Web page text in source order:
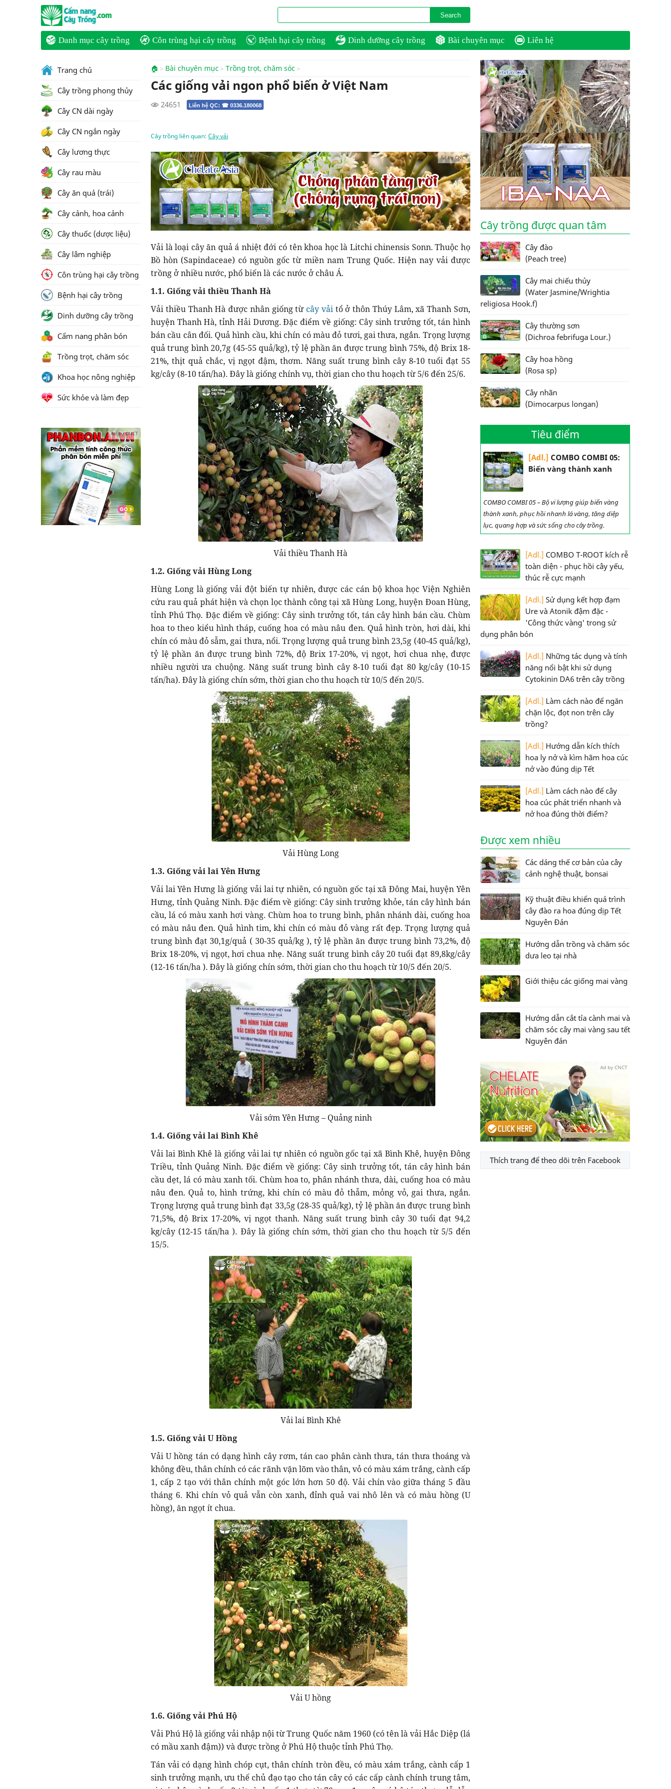
Danh mục cây trồng Côn trùng hại cây trồng Bệnh hại cây trồng Dinh dưỡng cây trồng Bài chuyên mục Liên hệ
🏠 Bài chuyên mục Trồng trọt, chăm sóc
Các giống vải ngon phổ biến ở Việt Nam
24651 Liên hệ QC: ☎ 0336.180068
Cây trồng liên quan: Cây vải
Ad by CNCT
Vải là loại cây ăn quả á nhiệt đới có tên khoa học là Litchi chinensis Sonn. Thuộc họ
Bồ hòn (Sapindaceae) có nguồn gốc từ miền nam Trung Quốc. Hiện nay vải được
trồng ở nhiều nước, phổ biến là các nước ở châu Á.
1.1. Giống vải thiều Thanh Hà
Vải thiều Thanh Hà được nhân giống từ cây vảitổ ở thôn Thúy Lâm, xã Thanh Sơn,
huyện Thanh Hà, tỉnh Hải Dương. Đặc điểm về giống: Cây sinh trưởng tốt, tán hình
bán cầu cân đối. Quả hình cầu, khi chín có màu đỏ tươi, gai thưa, ngắn. Trọng lượng
quả trung bình 20,7g (45-55 quả/kg), tỷ lệ phần ăn được trung bình 75%, độ Brix 18-
21%, thịt quả chắc, vị ngọt đậm, thơm. Năng suất trung bình cây 8-10 tuổi đạt 55
kg/cây (8-10 tấn/ha). Đây là giống chính vụ, thời gian cho thu hoạch từ 5/6 đến 25/6.
Vải thiều Thanh Hà
1.2. Giống vải Hùng Long
Hùng Long là giống vải đột biến tự nhiên, được các cán bộ khoa học Viện Nghiên
cứu rau quả phát hiện và chọn lọc thành công tại xã Hùng Long, huyện Đoan Hùng,
tỉnh Phú Thọ. Đặc điểm về giống: Cây sinh trưởng tốt, tán cây hình bán cầu. Chùm
hoa to theo kiểu hình tháp, cuống hoa có màu nâu đen. Quả hình tròn, hơi dài, khi
chín có màu đỏ sẫm, gai thưa, nổi. Trọng lượng quả trung bình 23,5g (40-45 quả/kg),
tỷ lệ phần ăn được trung bình 72%, độ Brix 17-20%, vị ngọt, hơi chua nhẹ, được
nhiều người ưa chuộng. Năng suất trung bình cây 8-10 tuổi đạt 80 kg/cây (10-15
tấn/ha). Đây là giống chín sớm, thời gian cho thu hoạch từ 10/5 đến 20/5.
Vải Hùng Long
1.3. Giống vải lai Yên Hưng
Vải lai Yên Hưng là giống vải lai tự nhiên, có nguồn gốc tại xã Đông Mai, huyện Yên
Hưng, tỉnh Quảng Ninh. Đặc điểm về giống: Cây sinh trưởng khỏe, tán cây hình bán
cầu, lá có màu xanh hơi vàng. Chùm hoa to trung bình, phân nhánh dài, cuống hoa
có màu nâu đen. Quả hình tim, khi chín có màu đỏ vàng rất đẹp. Trọng lượng quả
trung bình đạt 30,1g/quả ( 30-35 quả/kg ), tỷ lệ phần ăn được trung bình 73,2%, độ
Brix 18-20%, vị ngọt, hơi chua nhẹ. Năng suất trung bình cây 20 tuổi đạt 89,8kg/cây
(12-16 tấn/ha ). Đây là giống chín sớm, thời gian cho thu hoạch từ 10/5 đến 20/5.
Vải sớm Yên Hưng – Quảng ninh
1.4. Giống vải lai Bình Khê
Vải lai Bình Khê là giống vải lai tự nhiên có nguồn gốc tại xã Bình Khê, huyện Đông
Triều, tỉnh Quảng Ninh. Đặc điểm về giống: Cây sinh trưởng tốt, tán cây hình bán
cầu dẹt, lá có màu xanh tối. Chùm hoa to, phân nhánh thưa, dài, cuống hoa có màu
nâu đen. Quả to, hình trứng, khi chín có màu đỏ thẫm, mỏng vỏ, gai thưa, ngắn.
Trọng lượng quả trung bình đạt 33,5g (28-35 quả/kg), tỷ lệ phần ăn được trung bình
71,5%, độ Brix 17-20%, vị ngọt thanh. Năng suất trung bình cây 30 tuổi đạt 94,2
kg/cây (12-15 tấn/ha ). Đây là giống chín sớm, thời gian cho thu hoạch từ 5/5 đến
15/5.
Vải lai Bình Khê
1.5. Giống vải U Hồng
Vải U hồng tán có dạng hình cây rơm, tán cao phân cành thưa, tán thưa thoáng và
không đều, thân chính có các rãnh vặn lõm vào thân, vỏ có màu xám trắng, cành cấp
1, cấp 2 tạo với thân chính một góc lớn hơn 50 độ. Vải chín vào giữa tháng 5 đầu
tháng 6. Khi chín vỏ quả vẫn còn xanh, đỉnh quả vai nhô lên và có màu hồng (U
hồng), ăn ngọt ít chua.
Vải U hồng
1.6. Giống vải Phú Hộ
Vải Phú Hộ là giống vải nhập nội từ Trung Quốc năm 1960 (có tên là vải Hắc Diệp (lá
có mầu xanh đậm)) và được trồng ở Phú Hộ thuộc tỉnh Phú Thọ.
Tán vải có dạng hình chóp cụt, thân chính tròn đều, có màu xám trắng, cành cấp 1
sinh trưởng mạnh, ưu thế chủ đạo tạo cho tán cây có các cấp cành chính trung tâm,
Ad by CNCT
Cây trồng được quan tâm
Cây đào
(Peach tree)
Cây mai chiếu thủy
(Water Jasmine/Wrightia
religiosa Hook.f)
Cây thường sơn
(Dichroa febrifuga Lour.)
Cây hoa hồng
(Rosa sp)
Cây nhãn
(Dimocarpus longan)
Tiêu điểm
[Adl.] COMBO COMBI 05:
Biến vàng thành xanh
COMBO COMBI 05 – Bộ vi lượng giúp biến vàng
thành xanh, phục hồi nhanh lá vàng, tăng diệp
lục, quang hợp và sức sống cho cây trồng.
[Adl.] COMBO T-ROOT kích rễ
toàn diện - phục hồi cây yếu,
thúc rễ cực mạnh
[Adl.] Sử dụng kết hợp đạm
Ure và Atonik đậm đặc -
'Công thức vàng' trong sử
dụng phân bón
[Adl.] Những tác dụng và tính
năng nổi bật khi sử dụng
Cytokinin DA6 trên cây trồng
[Adl.] Làm cách nào để ngăn
chặn lộc, đọt non trên cây
trồng?
[Adl.] Hướng dẫn kích thích
hoa ly nở và kìm hãm hoa cúc
nở vào đúng dịp Tết
[Adl.] Làm cách nào để cây
hoa cúc phát triển nhanh và
nở hoa đúng thời điểm?
Được xem nhiều
Các dáng thế cơ bản của cây
cảnh nghệ thuật, bonsai
Kỹ thuật điều khiển quá trình
cây đào ra hoa đúng dịp Tết
Nguyên Đán
Hướng dẫn trồng và chăm sóc
dưa leo tại nhà
Giới thiệu các giống mai vàng
Hướng dẫn cắt tỉa cành mai và
chăm sóc cây mai vàng sau tết
Nguyên đán
Ad by CNCT
Thích trang để theo dõi trên Facebook
Trang chủ
Cây trồng phong thủy
Cây CN dài ngày
Cây CN ngắn ngày
Cây lương thực
Cây rau màu
Cây ăn quả (trái)
Cây cảnh, hoa cảnh
Cây thuốc (dược liệu)
Cây lâm nghiệp
Côn trùng hại cây trồng
Bệnh hại cây trồng
Dinh dưỡng cây trồng
Cẩm nang phân bón
Trồng trọt, chăm sóc
Khoa học nông nghiệp
Sức khỏe và làm đẹp
Ad by CNCT